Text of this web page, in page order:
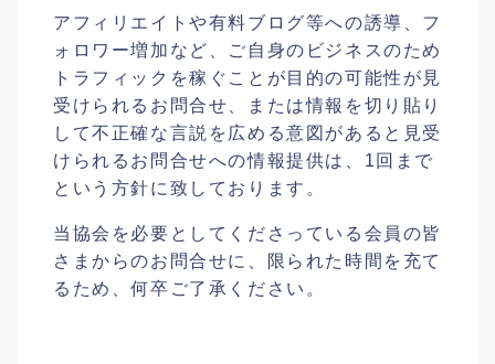
アフィリエイトや有料ブログ等への誘導、フ
ォロワー増加など、ご自身のビジネスのため
トラフィックを稼ぐことが目的の可能性が見
受けられるお問合せ、または情報を切り貼り
して不正確な言説を広める意図があると見受
けられるお問合せへの情報提供は、1回まで
という方針に致しております。
当協会を必要としてくださっている会員の皆
さまからのお問合せに、限られた時間を充て
るため、何卒ご了承ください。